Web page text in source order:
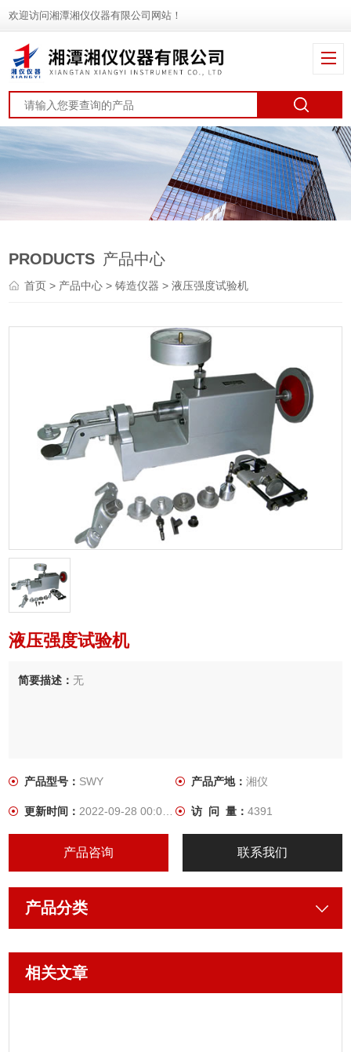
欢迎访问湘潭湘仪仪器有限公司网站！
PRODUCTS 产品中心
首页> 产品中心 >铸造仪器 > 液压强度试验机
液压强度试验机
简要描述：无
产品型号： SWY 产品产地： 湘仪
更新时间：2022-09-28 00:00:00 访 问 量： 4391
产品咨询 联系我们
产品分类
相关文章